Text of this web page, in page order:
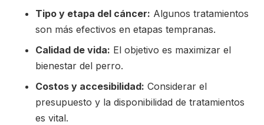
Tipo y etapa del cáncer: Algunos tratamientos
son más efectivos en etapas tempranas.
Calidad de vida: El objetivo es maximizar el
bienestar del perro.
Costos y accesibilidad: Considerar el
presupuesto y la disponibilidad de tratamientos
es vital.